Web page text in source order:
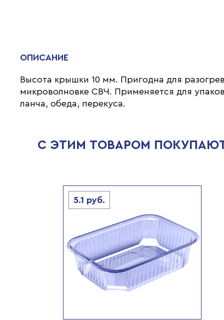
ОПИСАНИЕ
Высота крышки 10 мм. Пригодна для
микроволновке СВЧ. Применяется для
ланча, обеда, перекуса.
С ЭТИМ ТОВАРОМ
5.1 руб.